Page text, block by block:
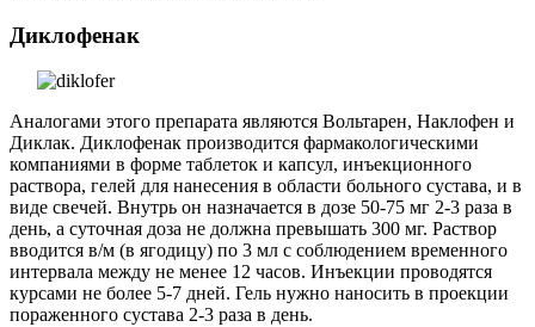
Диклофенак
Аналогами этого препарата являются Вольтарен, Наклофен и
Диклак. Диклофенак производится фармакологическими
компаниями в форме таблеток и капсул, инъекционного
раствора, гелей для нанесения в области больного сустава, и в
виде свечей. Внутрь он назначается в дозе 50-75 мг 2-3 раза в
день, а суточная доза не должна превышать 300 мг. Раствор
вводится в/м (в ягодицу) по 3 мл с соблюдением временного
интервала между не менее 12 часов. Инъекции проводятся
курсами не более 5-7 дней. Гель нужно наносить в проекции
пораженного сустава 2-3 раза в день.